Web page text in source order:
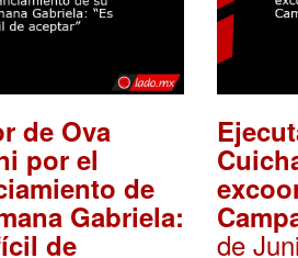
de Ova
por el
de
Gabriela:
de de